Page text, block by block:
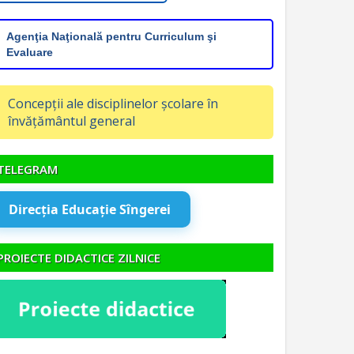
Agenţia Naţională pentru Curriculum şi
Evaluare
Concepții ale disciplinelor școlare în
învățământul general
Direcția Educație Sîngerei
DIDACTICE ZILNICE